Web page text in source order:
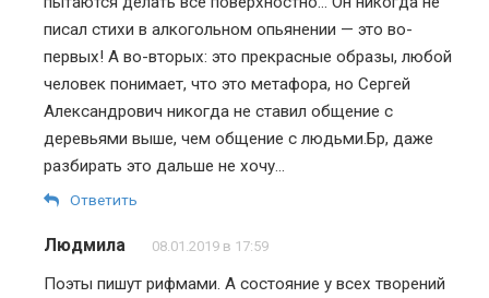
писал стихи в алкогольном опьянении — это во-
первых! А во-вторых: это прекрасные образы, любой
человек понимает, что это метафора, но Сергей
Александрович никогда не ставил общение с
деревьями выше, чем общение с людьми.Бр, даже
разбирать это дальше не хочу…
Ответить
Людмила 08.01.2019 в 17:59
Поэты пишут рифмами. А состояние у всех творений